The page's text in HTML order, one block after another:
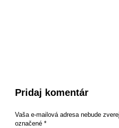
Pridaj komentár
Vaša e-mailová adresa nebude
označené *